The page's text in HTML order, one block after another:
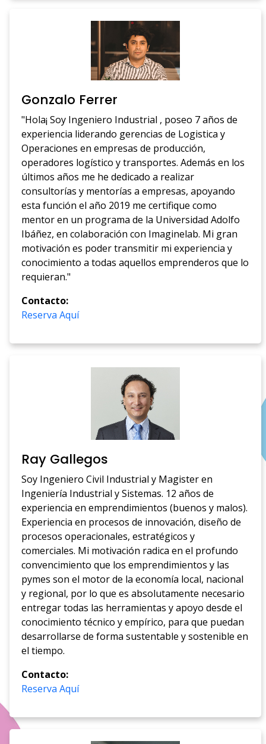
Gonzalo Ferrer
"Hola¡ Soy Ingeniero Industrial , poseo 7 años de
experiencia liderando gerencias de Logistica y
Operaciones en empresas de producción,
operadores logístico y transportes. Además en los
últimos años me he dedicado a realizar
consultorías y mentorías a empresas, apoyando
esta función el año 2019 me certifique como
mentor en un programa de la Universidad Adolfo
Ibáñez, en colaboración con Imaginelab. Mi gran
motivación es poder transmitir mi experiencia y
conocimiento a todas aquellos emprenderos que lo
requieran."
Contacto:
Reserva Aquí
Ray Gallegos
Soy Ingeniero Civil Industrial y Magister en
Ingeniería Industrial y Sistemas. 12 años de
experiencia en emprendimientos (buenos y malos).
Experiencia en procesos de innovación, diseño de
procesos operacionales, estratégicos y
comerciales. Mi motivación radica en el profundo
convencimiento que los emprendimientos y las
pymes son el motor de la economía local, nacional
y regional, por lo que es absolutamente necesario
entregar todas las herramientas y apoyo desde el
conocimiento técnico y empírico, para que puedan
desarrollarse de forma sustentable y sostenible en
el tiempo.
Contacto:
Reserva Aquí